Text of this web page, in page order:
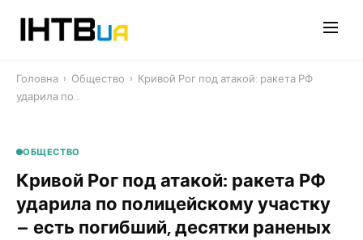
Головна › Общество › ​Кривой Рог под атакой: ракета РФ
ударила по…
ОБЩЕСТВО
​Кривой Рог под атакой: ракета РФ
ударила по полицейскому участку
– есть погибший, десятки раненых